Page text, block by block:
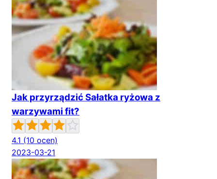
Jak przyrządzić Sałatka ryżowa z
warzywami fit?
4.1 (10 ocen)
2023-03-21